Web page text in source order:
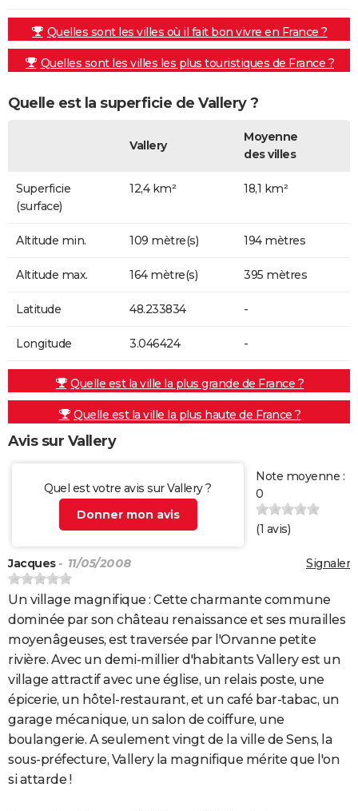
Quelles sont les villes où il fait bon vivre en France ?
Quelles sont les villes les plus touristiques de France ?
Quelle est la superficie de Vallery ?
Vallery
Moyenne
des villes
Superficie
(surface)
12,4 km² 18,1 km²
Altitude min. 109 mètre(s) 194 mètres
Altitude max. 164 mètre(s) 395 mètres
Latitude 48.233834 -
Longitude 3.046424 -
Quelle est la ville la plus grande de France ?
Quelle est la ville la plus haute de France ?
Avis sur Vallery
Quel est votre avis sur Vallery ?
Donner mon avis
Note moyenne :
0
(1 avis)
Signaler
Jacques- 11/05/2008
Un village magnifique : Cette charmante commune
dominée par son château renaissance et ses murailles
moyenâgeuses, est traversée par l'Orvanne petite
rivière. Avec un demi-millier d'habitants Vallery est un
village attractif avec une église, un relais poste, une
épicerie, un hôtel-restaurant, et un café bar-tabac, un
garage mécanique, un salon de coiffure, une
boulangerie. A seulement vingt de la ville de Sens, la
sous-préfecture, Vallery la magnifique mérite que l'on
si attarde !